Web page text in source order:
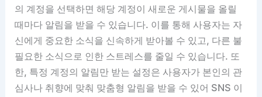
의 계정을 선택하면 해당 계정이 새로운 게시물을 올릴
때마다 알림을 받을 수 있습니다. 이를 통해 사용자는 자
신에게 중요한 소식을 신속하게 받아볼 수 있고, 다른 불
필요한 소식으로 인한 스트레스를 줄일 수 있습니다. 또
한, 특정 계정의 알림만 받는 설정은 사용자가 본인의 관
심사나 취향에 맞춰 맞춤형 알림을 받을 수 있어 SNS 이